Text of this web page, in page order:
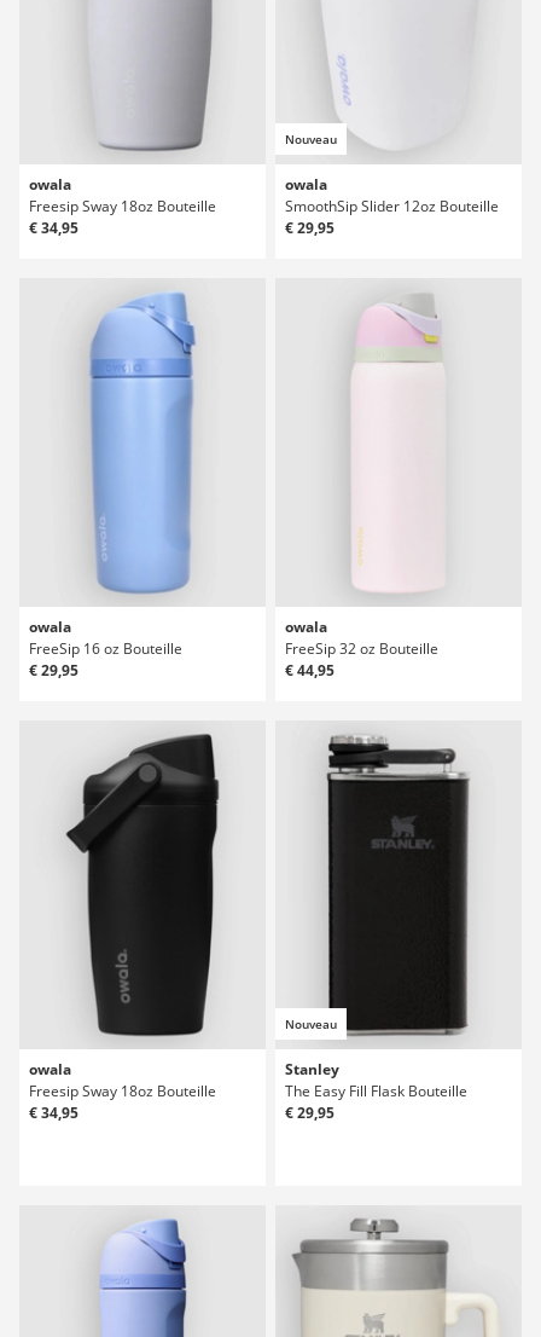
owala
Freesip Sway 18oz Bouteille
€ 34,95
Nouveau
owala
SmoothSip Slider 12oz Bouteille
€ 29,95
owala
FreeSip 16 oz Bouteille
€ 29,95
owala
FreeSip 32 oz Bouteille
€ 44,95
owala
Freesip Sway 18oz Bouteille
€ 34,95
Nouveau
Stanley
The Easy Fill Flask Bouteille
€ 29,95